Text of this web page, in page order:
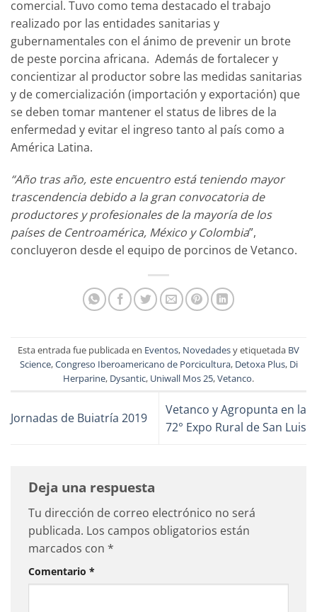
comercial. Tuvo como tema destacado el trabajo
realizado por las entidades sanitarias y
gubernamentales con el ánimo de prevenir un brote
de peste porcina africana. Además de fortalecer y
concientizar al productor sobre las medidas sanitarias
y de comercialización (importación y exportación) que
se deben tomar mantener el status de libres de la
enfermedad y evitar el ingreso tanto al país como a
América Latina.
“Año tras año, este encuentro está teniendo mayor
trascendencia debido a la gran convocatoria de
productores y profesionales de la mayoría de los
países de Centroamérica, México y Colombia”,
concluyeron desde el equipo de porcinos de Vetanco.
Esta entrada fue publicada en Eventos, Novedadesy etiquetada BV
Science,Congreso Iberoamericano de Porcicultura, Detoxa Plus, Di
Herparine, Dysantic, Uniwall Mos 25,Vetanco.
Jornadas de Buiatría 2019
Vetanco y Agropunta en la
72° Expo Rural de San Luis
Deja una respuesta
Tu dirección de correo electrónico no será
publicada. Los campos obligatorios están
marcados con *
Comentario *